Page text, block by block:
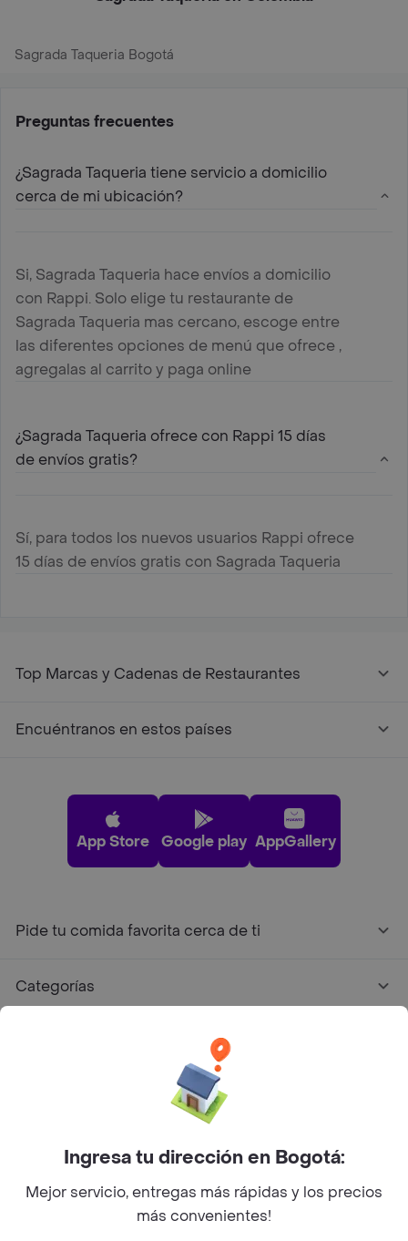
Sagrada Taqueria Bogotá
Preguntas frecuentes
¿Sagrada Taqueria tiene servicio a domicilio
cerca de mi ubicación?
Si, Sagrada Taqueria hace envíos a domicilio
con Rappi. Solo elige tu restaurante de
Sagrada Taqueria mas cercano, escoge entre
las diferentes opciones de menú que ofrece ,
agregalas al carrito y paga online
¿Sagrada Taqueria ofrece con Rappi 15 días
de envíos gratis?
Sí, para todos los nuevos usuarios Rappi ofrece
15 días de envíos gratis con Sagrada Taqueria
Top Marcas y Cadenas de Restaurantes
Encuéntranos en estos países
App Store Google play AppGallery
Pide tu comida favorita cerca de ti
Categorías
Facebook
Twitter
Instagram
©2026Rappi Inc. All rights reserved.
Ingresa tu dirección en Bogotá:
Mejor servicio, entregas más rápidas y los precios
más convenientes!